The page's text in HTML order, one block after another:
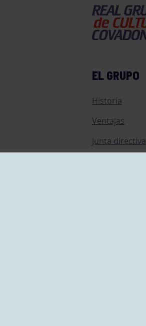
EL GRUPO
Historia
Ventajas
Junta directiva